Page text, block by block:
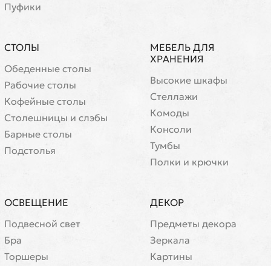
Пуфики
СТОЛЫ
Обеденные столы
Рабочие столы
Кофейные столы
Cтолешницы и слэбы
Барные столы
Подстолья
МЕБЕЛЬ ДЛЯ
ХРАНЕНИЯ
Высокие шкафы
Стеллажи
Комоды
Консоли
Тумбы
Полки и крючки
ОСВЕЩЕНИЕ
Подвесной свет
Бра
Торшеры
ДЕКОР
Предметы декора
Зеркала
Картины